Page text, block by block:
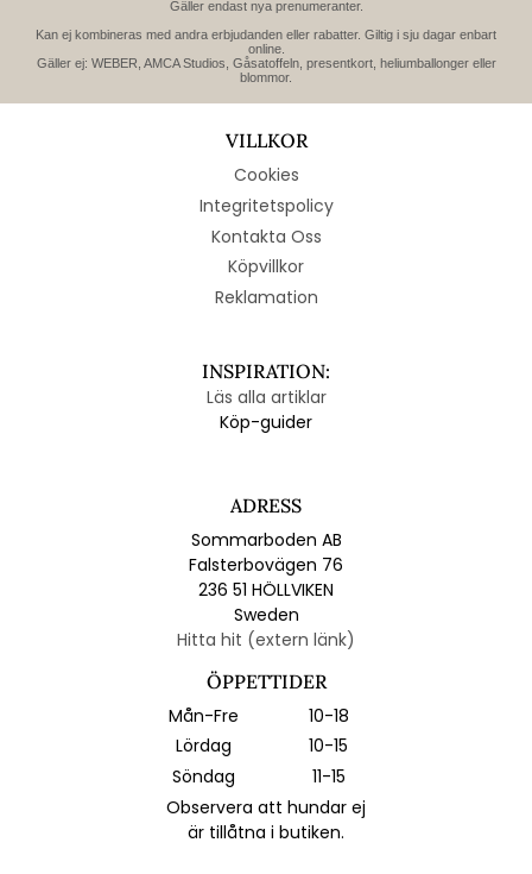
Gäller endast nya prenumeranter.
Kan ej kombineras med andra erbjudanden eller rabatter. Giltig i sju dagar enbart
online.
Gäller ej: WEBER, AMCA Studios, Gåsatoffeln, presentkort, heliumballonger eller
blommor.
VILLKOR
Cookies
Integritetspolicy
Kontakta Oss
Köpvillkor
Reklamation
INSPIRATION:
Läs alla artiklar
Köp-guider
ADRESS
Sommarboden AB
Falsterbovägen 76
236 51 HÖLLVIKEN
Sweden
Hitta hit (extern länk)
ÖPPETTIDER
Mån-Fre
10-18
Lördag
10-15
Söndag
11-15
Observera att hundar ej
är tillåtna i butiken.